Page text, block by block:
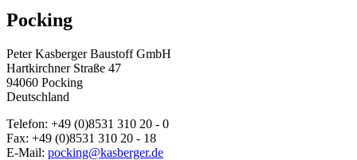
Pocking
Peter Kasberger Baustoff GmbH
Hartkirchner Straße 47
94060 Pocking
Deutschland
Telefon: +49 (0)8531 310 20 - 0
Fax: +49 (0)8531 310 20 - 18
E-Mail: pocking@kasberger.de